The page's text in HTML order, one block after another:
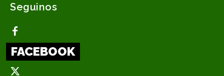
Seguinos
FACEBOOK